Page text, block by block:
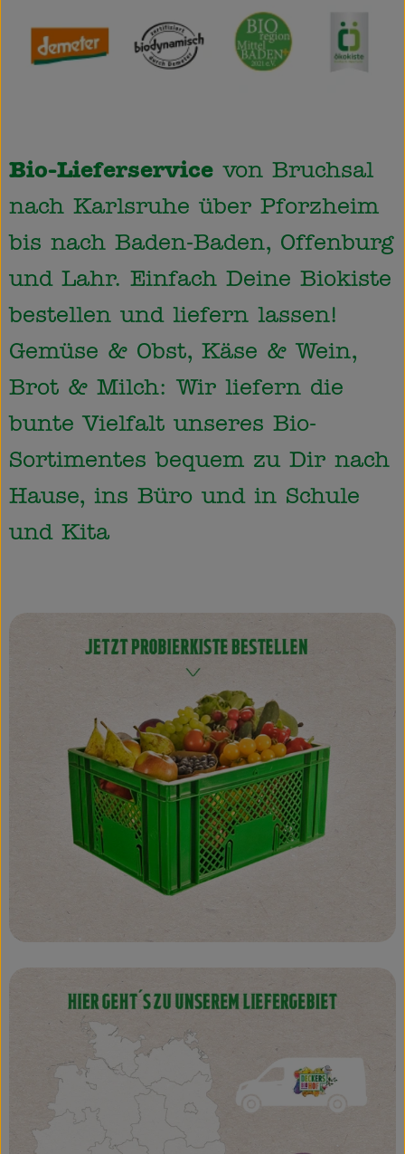
Käsetheke
Tiefkühlprodukte
Naturwaren
Getränke
Firmenkunden
Blog
Bio-Lieferservice von Bruchsal
nach Karlsruhe über Pforzheim
bis nach Baden-Baden, Offenburg
und Lahr. Einfach Deine Biokiste
bestellen und liefern lassen!
Gemüse & Obst, Käse & Wein,
Brot & Milch: Wir liefern die
bunte Vielfalt unseres Bio-
Sortimentes bequem zu Dir nach
Hause, ins Büro und in Schule
und Kita